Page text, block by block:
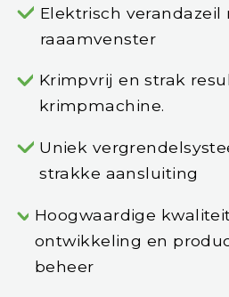
Elektrisch
raaamvenster
Krimpvrij en strak
krimpmachine.
Uniek
strakke aansluiting
Hoogwaardige
ontwikkeling en
beheer